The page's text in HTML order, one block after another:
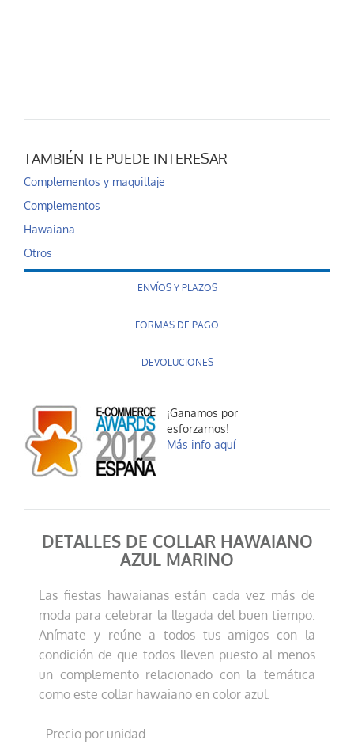
TAMBIÉN TE PUEDE INTERESAR
Complementos y maquillaje
Complementos
Hawaiana
Otros
ENVÍOS Y PLAZOS
FORMAS DE PAGO
DEVOLUCIONES
¡Ganamos por
esforzarnos!
Más info aquí
DETALLES DE COLLAR HAWAIANO
AZUL MARINO
Las fiestas hawaianas están cada vez más de
moda para celebrar la llegada del buen tiempo.
Anímate y reúne a todos tus amigos con la
condición de que todos lleven puesto al menos
un complemento relacionado con la temática
como este collar hawaiano en color azul.
- Precio por unidad.